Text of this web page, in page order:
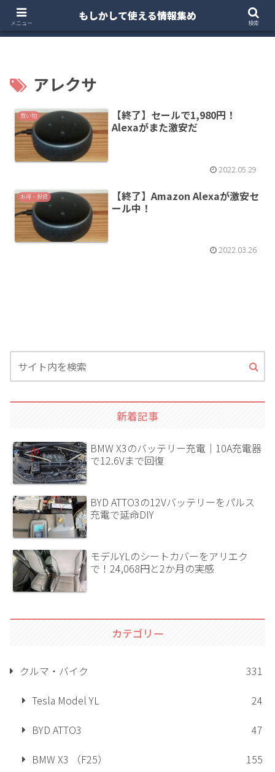
ホーム 注文住宅
アレクサ
買い物
【終了】セールで1,980円！
Alexaがまた激安だ
2022.05.29
お得・投資
【終了】Amazon Alexaが激安セ
ール中！
2022.03.26
新着記事
BMW X3のバッテリー充電｜10A充電器
で12.6Vまで回復
BYD ATTO3の12Vバッテリーをパルス
充電で延命DIY
モデルYLのシートカバーをアリエク
で！24,068円と2か月の実感
カテゴリー
クルマ・バイク
331
Tesla Model YL
24
BYD ATTO3
47
BMW X3 （F25）
155
メニュー
もしかして使える情報集め
検索